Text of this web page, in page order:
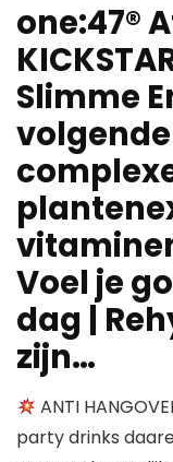
one:47®
Slimme
Voel je
dag |
zijn…
ANTI
party drinks